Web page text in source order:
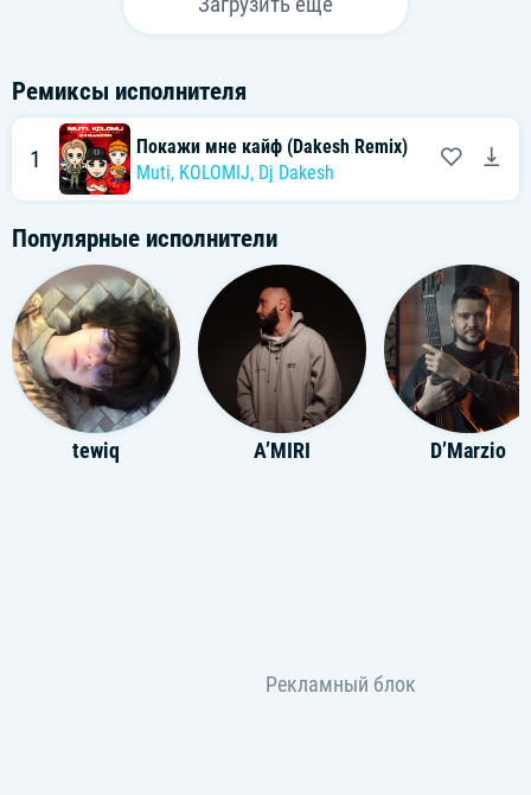
Ремиксы исполнителя
1
Покажи мне кайф (Dakesh Remix)
Muti, KOLOMIJ, Dj Dakesh
Популярные исполнители
tewiq A’MIRI D’Marzio